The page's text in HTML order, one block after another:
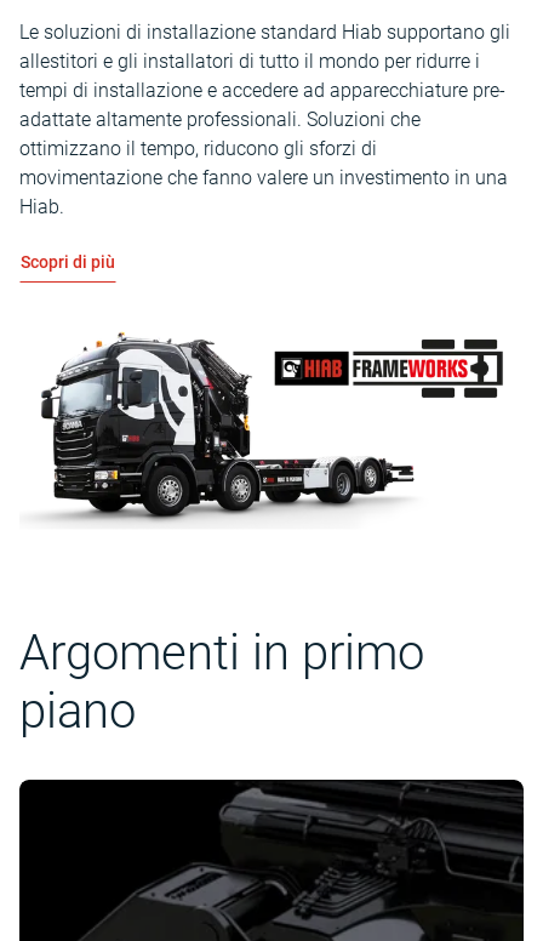
Le soluzioni di installazione standard Hiab supportano gli
allestitori e gli installatori di tutto il mondo per ridurre i
tempi di installazione e accedere ad apparecchiature pre-
adattate altamente professionali. Soluzioni che
ottimizzano il tempo, riducono gli sforzi di
movimentazione che fanno valere un investimento in una
Hiab.
Scopri di più
Argomenti in primo
piano